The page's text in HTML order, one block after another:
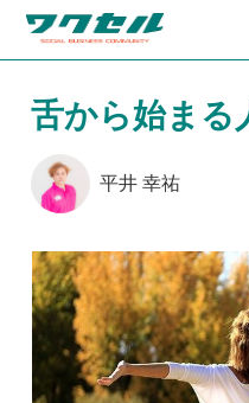
舌から始ま
平井 幸祐